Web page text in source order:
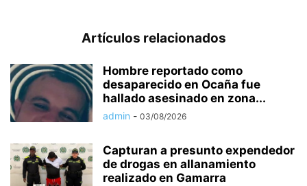
Artículos relacionados
Hombre reportado como
desaparecido en Ocaña fue
hallado asesinado en zona...
admin - 03/08/2026
Capturan a presunto expendedor
de drogas en allanamiento
realizado en Gamarra